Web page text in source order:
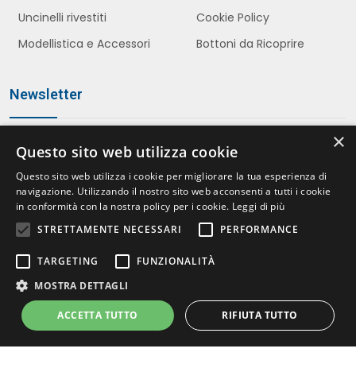
Uncinelli rivestiti
Modellistica e Accessori
Cookie Policy
Bottoni da Ricoprire
Newsletter
Accetto le politiche dellaPrivacy Policy
×
Questo sito web utilizza cookie
Questo sito web utilizza i cookie per migliorare la tua esperienza di
navigazione. Utilizzando il nostro sito web acconsenti a tutti i cookie
in conformità con la nostra policy per i cookie. Leggi di più
STRETTAMENTE NECESSARI
PERFORMANCE
TARGETING
FUNZIONALITÀ
MOSTRA DETTAGLI
ACCETTA TUTTO RIFIUTA TUTTO